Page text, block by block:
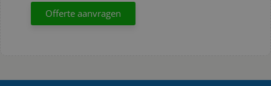
Offerte aanvragen